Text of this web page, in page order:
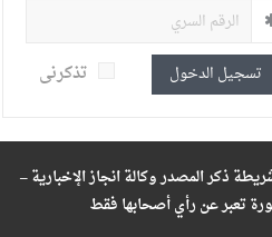
تسجيل الدخول تذكرنى
ذكر المصدر وكالة انجاز الإخبارية –
تعبر عن رأي أصحابها فقط